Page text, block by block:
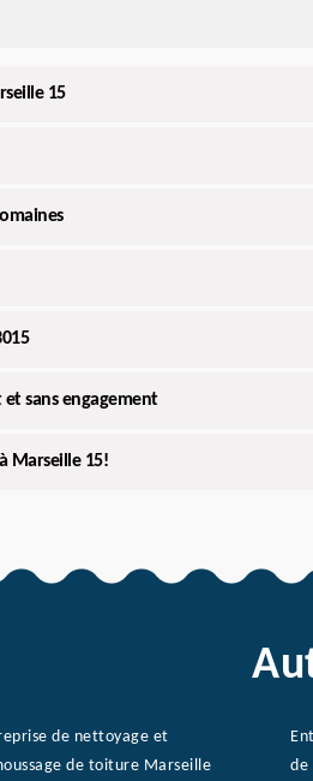
15
sans engagement
Marseille 15!
de nettoyage et
de toiture Marseille
de